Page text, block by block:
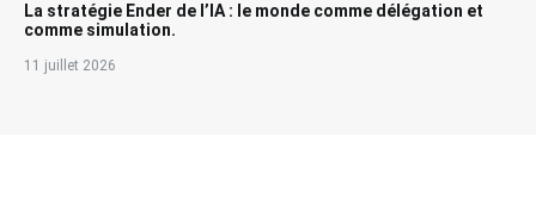
La stratégie Ender de l’IA : le monde comme délégation et
comme simulation.
11 juillet 2026